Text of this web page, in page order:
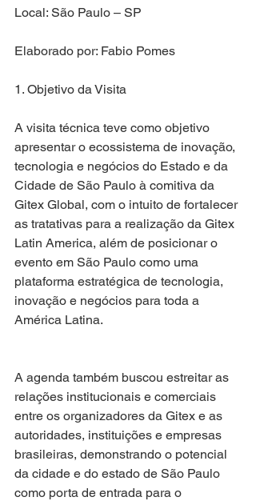
Local: São Paulo – SP
Elaborado por: Fabio Pomes
1. Objetivo da Visita
A visita técnica teve como objetivo
apresentar o ecossistema de inovação,
tecnologia e negócios do Estado e da
Cidade de São Paulo à comitiva da
Gitex Global, com o intuito de fortalecer
as tratativas para a realização da Gitex
Latin America, além de posicionar o
evento em São Paulo como uma
plataforma estratégica de tecnologia,
inovação e negócios para toda a
América Latina.
A agenda também buscou estreitar as
relações institucionais e comerciais
entre os organizadores da Gitex e as
autoridades, instituições e empresas
brasileiras, demonstrando o potencial
da cidade e do estado de São Paulo
como porta de entrada para o